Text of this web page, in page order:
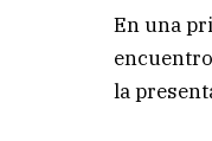
En una
la